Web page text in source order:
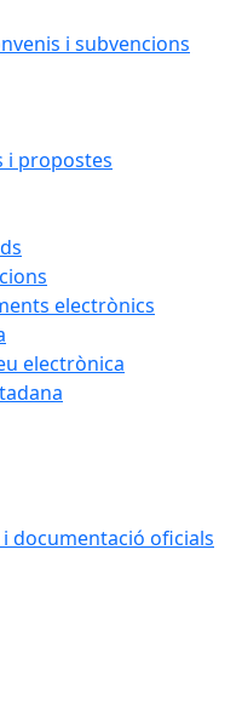
i subvencions
i propostes
electrònics
electrònica
documentació oficials